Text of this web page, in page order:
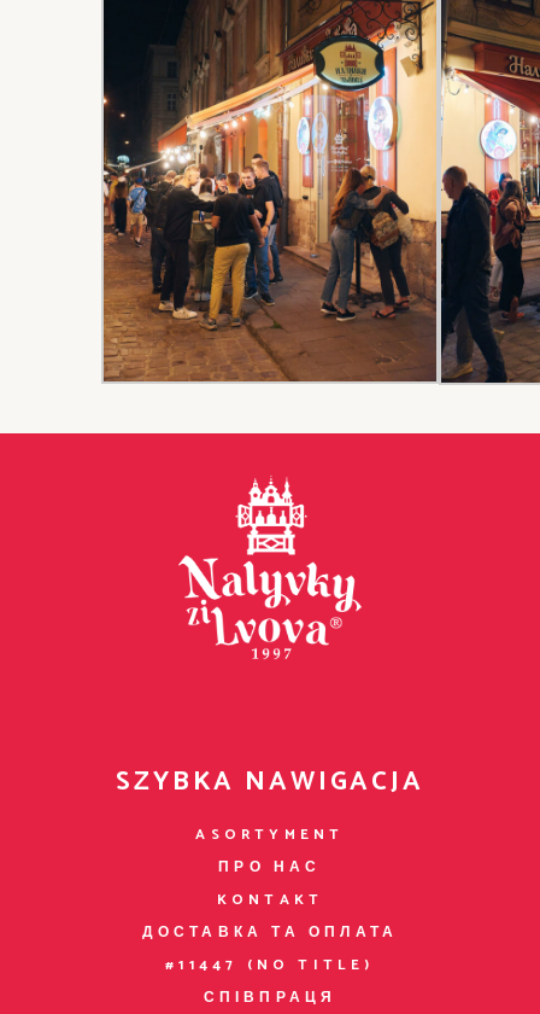
SZYBKA NAWIGACJA
ASORTYMENT
ПРО НАС
KONTAKT
ДОСТАВКА ТА ОПЛАТА
#11447 (NO TITLE)
СПІВПРАЦЯ